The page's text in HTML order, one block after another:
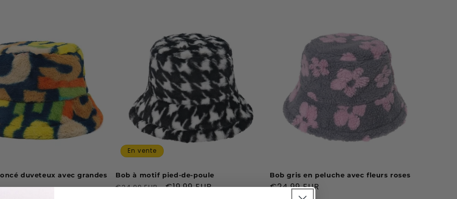
duveteux avec grandes
En vente
Bob à motif pied-de-poule
Prix
€24,99 EUR
Prix
€19,99 EUR
Bob gris en peluche avec fleurs roses
Prix
€24,99 EUR